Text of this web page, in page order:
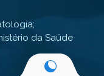
da Saúde